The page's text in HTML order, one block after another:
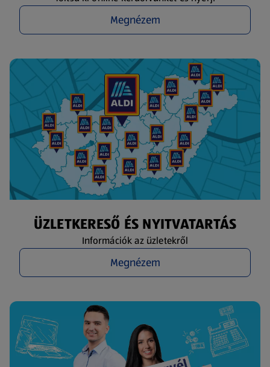
Megnézem
ÜZLETKERESŐ ÉS NYITVATARTÁS
Információk az üzletekről
Megnézem